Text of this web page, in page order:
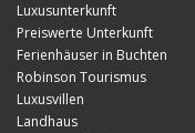
Luxusunterkunft
Preiswerte Unterkunft
Ferienhäuser in Buchten
Robinson Tourismus
Luxusvillen
Landhaus